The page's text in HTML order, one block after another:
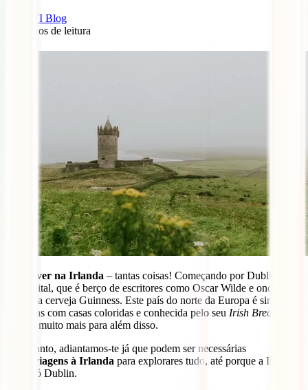
IATI Blog
minutos de leitura
O que ver na Irlanda – tantas coisas! Começando por Dublin, a
sua capital, que é berço de escritores como Oscar Wilde e onde
nasceu a cerveja Guinness. Este país do norte da Europa é sinónimo
de portas com casas coloridas e conhecida pelo seu Irish Breakfast,
mas há muito mais para além disso.
No entanto, adiantamos-te já que podem ser necessárias
viagens à Irlanda para explorares tudo, até porque a Irlanda
não é só Dublin.